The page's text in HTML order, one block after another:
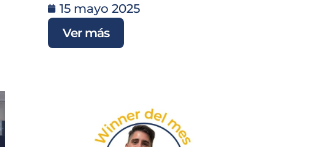
15 mayo 2025
Ver más